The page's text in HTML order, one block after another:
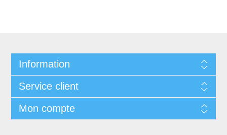
Information
Service client
Mon compte